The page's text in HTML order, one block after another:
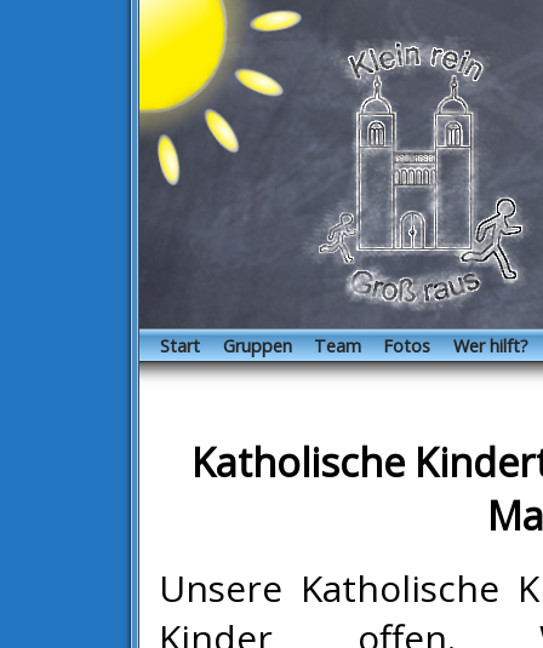
Start Gruppen Team Fotos Wer hilft?
Katholische
Unsere Katholische
Kinder offen.